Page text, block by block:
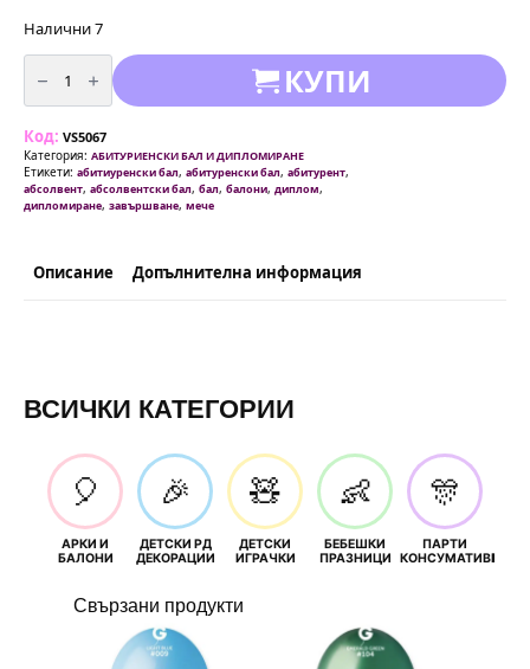
Налични 7
количество
за
Голям
Балон
/
фолио/
-
94
см
КУПИ
Код: VS5067
Категория: АБИТУРИЕНСКИ БАЛ И ДИПЛОМИРАНЕ
Етикети: абитиуренски бал, абитуренски бал, абитурент,
абсолвент, абсолвентски бал, бал, балони, диплом,
дипломиране, завършване, мече
Описание Допълнителна информация
ВСИЧКИ КАТЕГОРИИ
🎈
АРКИ И
БАЛОНИ
🎉
ДЕТСКИ РД
ДЕКОРАЦИИ
🧸
ДЕТСКИ
ИГРАЧКИ
👶
БЕБЕШКИ
ПРАЗНИЦИ
🎊
ПАРТИ
КОНСУМАТИВИ
Свързани продукти